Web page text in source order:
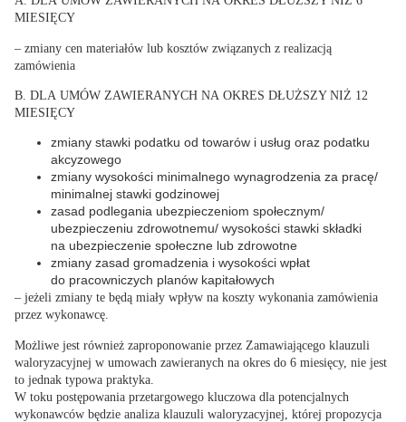
MIESIĘCY
– zmiany cen materiałów lub kosztów związanych z realizacją
zamówienia
B. DLA UMÓW ZAWIERANYCH NA OKRES DŁUŻSZY NIŻ 12
MIESIĘCY
zmiany stawki podatku od towarów i usług oraz podatku
akcyzowego
zmiany wysokości minimalnego wynagrodzenia za pracę/
minimalnej stawki godzinowej
zasad podlegania ubezpieczeniom społecznym/
ubezpieczeniu zdrowotnemu/ wysokości stawki składki
na ubezpieczenie społeczne lub zdrowotne
zmiany zasad gromadzenia i wysokości wpłat
do pracowniczych planów kapitałowych
– jeżeli zmiany te będą miały wpływ na koszty wykonania zamówienia
przez wykonawcę.
Możliwe jest również zaproponowanie przez Zamawiającego klauzuli
waloryzacyjnej w umowach zawieranych na okres do 6 miesięcy, nie jest
to jednak typowa praktyka.
W toku postępowania przetargowego kluczowa dla potencjalnych
wykonawców będzie analiza klauzuli waloryzacyjnej, której propozycja